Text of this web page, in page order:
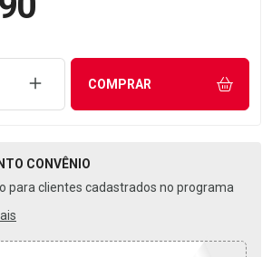
UNIDADEAUMENTAR UMA UNIDADE
COMPRAR
CONVÊNIO
para clientes cadastrados no programa